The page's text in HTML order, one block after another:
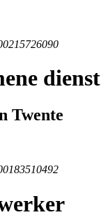
dienst
Twente